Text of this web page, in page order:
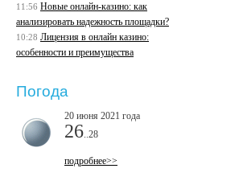
11:56 Новые онлайн-казино: как
анализировать надежность площадки?
10:28 Лицензия в онлайн казино:
особенности и преимущества
Погода
20 июня 2021 года
26 ..28
подробнее>>